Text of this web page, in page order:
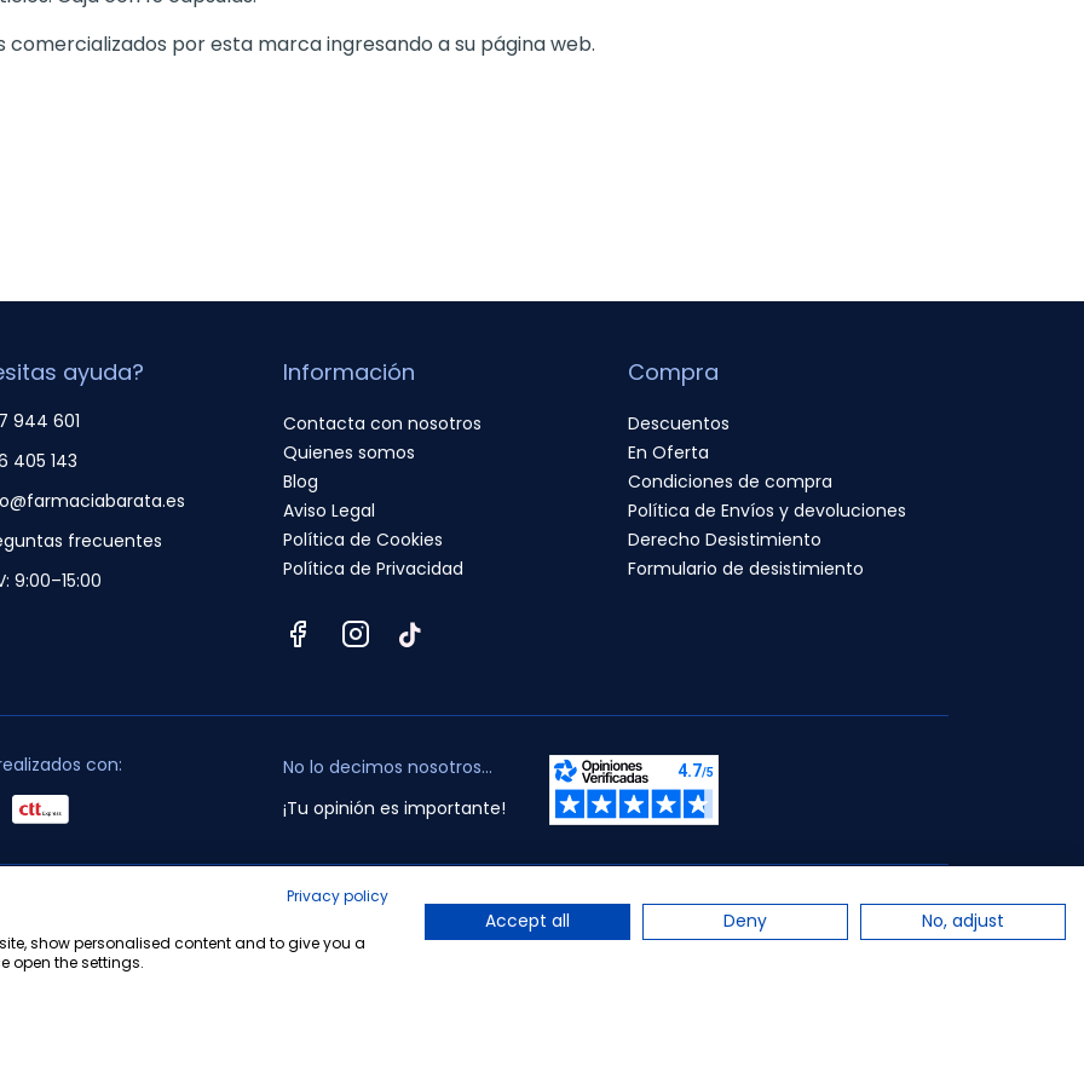
por esta marca ingresando a su página web.
ayuda?
944 601
405 143
frecuentes
9:00–15:00
Información
Contacta con nosotros
Quienes somos
Blog
Aviso Legal
Política de Cookies
Política de Privacidad
Compra
Descuentos
En Oferta
Condiciones de compra
Política de Envíos y devoluciones
Derecho Desistimiento
Formulario de desistimiento
con:
No lo decimos nosotros...
¡Tu opinión es importante!
© 2010-2026 Farmacia Barata S.L. Todos los derechos reservados.
Privacy policy
show personalised content and to give you a
open the settings.
Accept all Deny No, adjust